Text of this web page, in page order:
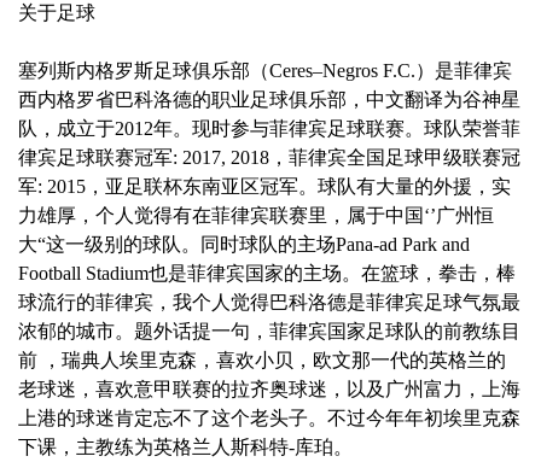
关于足球
塞列斯内格罗斯足球俱乐部（Ceres–Negros F.C.）是菲律宾
西内格罗省巴科洛德的职业足球俱乐部，中文翻译为谷神星
队，成立于2012年。现时参与菲律宾足球联赛。球队荣誉菲
律宾足球联赛冠军: 2017, 2018，菲律宾全国足球甲级联赛冠
军: 2015，亚足联杯东南亚区冠军。球队有大量的外援，实
力雄厚，个人觉得有在菲律宾联赛里，属于中国‘’广州恒
大“这一级别的球队。同时球队的主场Pana-ad Park and
Football Stadium也是菲律宾国家的主场。在篮球，拳击，棒
球流行的菲律宾，我个人觉得巴科洛德是菲律宾足球气氛最
浓郁的城市。题外话提一句，菲律宾国家足球队的前教练目
前 ，瑞典人埃里克森，喜欢小贝，欧文那一代的英格兰的
老球迷，喜欢意甲联赛的拉齐奥球迷，以及广州富力，上海
上港的球迷肯定忘不了这个老头子。不过今年年初埃里克森
下课，主教练为英格兰人斯科特-库珀。